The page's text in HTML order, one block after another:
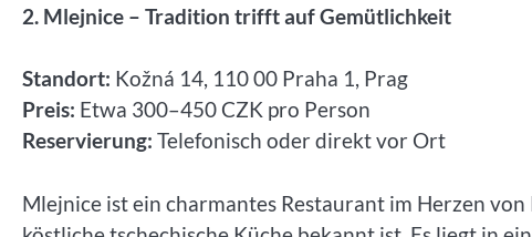
2. Mlejnice – Tradition trifft auf Gemütlichkeit
Standort: Kožná 14, 110 00 Praha 1, Prag
Preis: Etwa 300–450 CZK pro Person
Reservierung: Telefonisch oder direkt vor Ort
Mlejnice ist ein charmantes Restaurant im Herzen